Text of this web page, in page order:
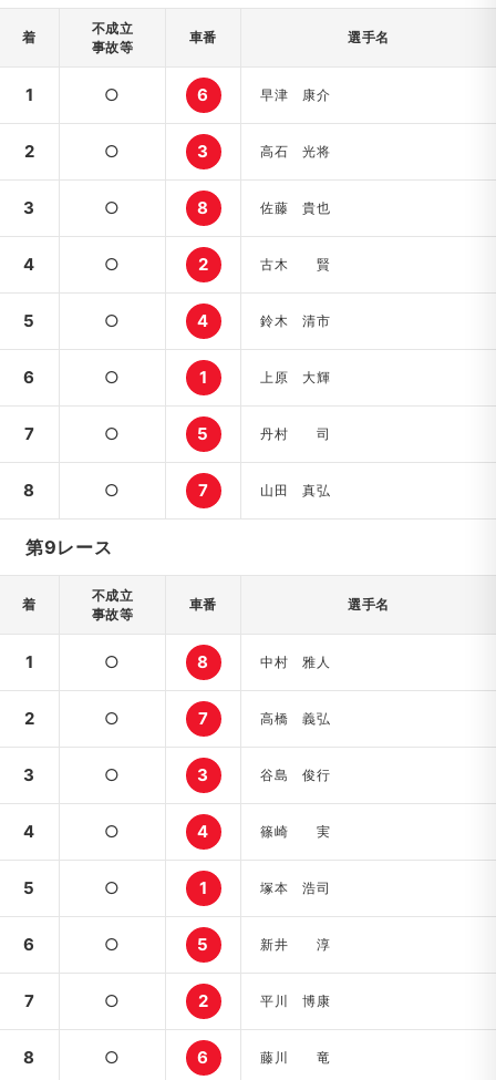
着
不成立
事故等
車番 選手名
1 ○ 6 早津 康介
2 ○ 3 高石 光将
3 ○ 8 佐藤 貴也
4 ○ 2 古木 賢
5 ○ 4 鈴木 清市
6 ○ 1 上原 大輝
7 ○ 5 丹村 司
8 ○ 7 山田 真弘
第9レース
着
不成立
事故等
車番 選手名
1 ○ 8 中村 雅人
2 ○ 7 高橋 義弘
3 ○ 3 谷島 俊行
4 ○ 4 篠崎 実
5 ○ 1 塚本 浩司
6 ○ 5 新井 淳
7 ○ 2 平川 博康
8 ○ 6 藤川 竜